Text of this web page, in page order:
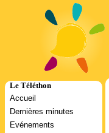
Le Téléthon
Accueil
Dernières minutes
Evénements